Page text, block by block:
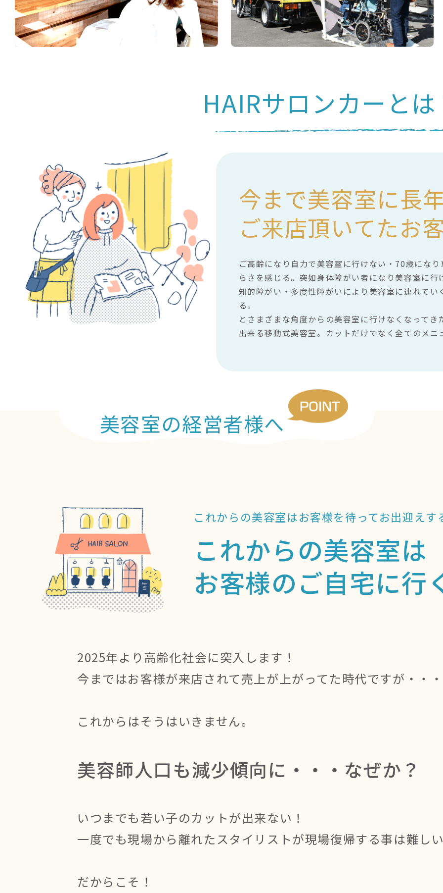
HAIRサロンカーとは
今まで美容室に長
ご来店頂いてたお
ご高齢になり自力で美容室に行けない・70歳にな
らさを感じる。突如身体障がい者になり美容室に行
知的障がい・多度性障がいにより美容室に連れて
る。
とさまざまな角度からの美容室に行けなくなって
出来る移動式美容室。カットだけでなく全てのメニ
美容室の経営者様へ
これからの美容室はお客様を待ってお出迎えす
これからの美容室は
お客様のご自宅に行
2025年より高齢化社会に突入します！
今まではお客様が来店されて売上が上がってた時代ですが・・・
これからはそうはいきません。
美容師人口も減少傾向に・・・なぜか？
いつまでも若い子のカットが出来ない！
一度でも現場から離れたスタイリストが現場復帰する事は難しい
だからこそ！